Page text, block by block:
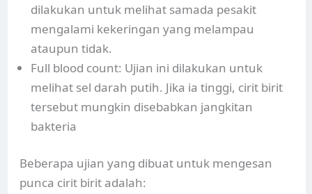
dilakukan untuk melihat samada pesakit
mengalami kekeringan yang melampau
ataupun tidak.
Full blood count: Ujian ini dilakukan untuk
melihat sel darah putih. Jika ia tinggi, cirit birit
tersebut mungkin disebabkan jangkitan
bakteria
Beberapa ujian yang dibuat untuk mengesan
punca cirit birit adalah: